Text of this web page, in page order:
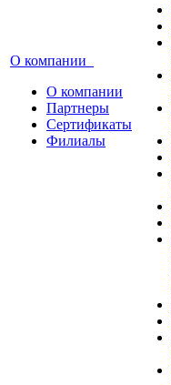
О компании
О компании
Партнеры
Сертификаты
Филиалы